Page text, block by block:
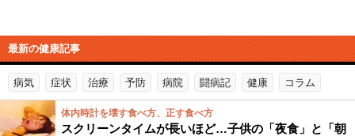
最新の健康記事
病気 症状 治療 予防 病院 闘病記 健康 コラム
体内時計を壊す食べ方、正す食べ方
スクリーンタイムが長いほど…子供の「夜食」と「朝